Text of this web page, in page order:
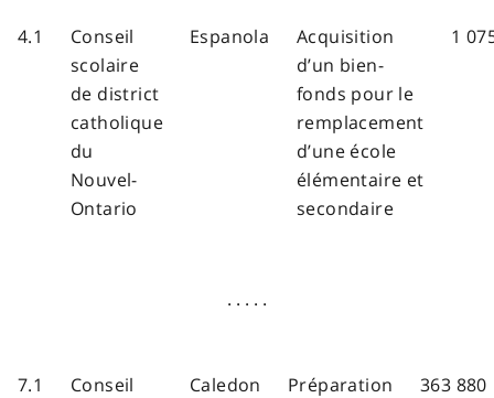
4.1
Conseil
scolaire
de district
catholique
du
Nouvel-
Ontario
Espanola
Acquisition
d’un bien-
fonds pour le
remplacement
d’une école
élémentaire et
secondaire
1
. . . . .
7.1
Conseil
Caledon
Préparation
363 880